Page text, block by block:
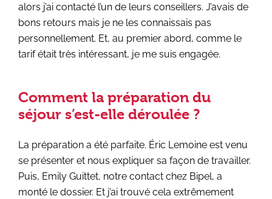
alors j’ai contacté l’un de leurs conseillers. J’avais de
bons retours mais je ne les connaissais pas
personnellement. Et, au premier abord, comme le
tarif était très intéressant, je me suis engagée.
Comment la préparation du
séjour s’est-elle déroulée ?
La préparation a été parfaite. Éric Lemoine est venu
se présenter et nous expliquer sa façon de travailler.
Puis, Emily Guittet, notre contact chez Bipel, a
monté le dossier. Et j’ai trouvé cela extrêmement